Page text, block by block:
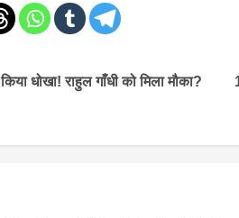
धोखा! राहुल गाँधी को मिला मौका?